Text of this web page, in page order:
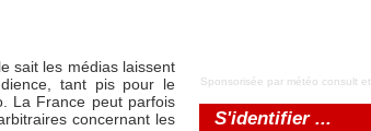
sait les médias laissent
tant pis pour le
La France peut parfois
concernant les
Sponsorisée par météo consult et
S'identifier ...